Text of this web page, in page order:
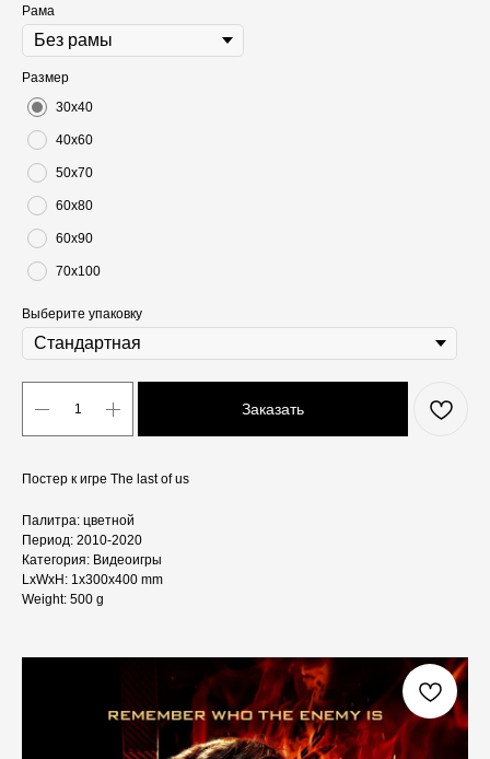
Рама
Размер
30х40
40х60
50х70
60х80
60х90
70х100
Выберите упаковку
Заказать
Постер к игре The last of us
Палитра: цветной
Период: 2010-2020
Категория: Видеоигры
LxWxH: 1x300x400 mm
Weight: 500 g